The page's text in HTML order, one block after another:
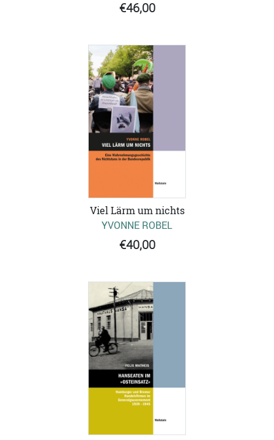
€46,00
Viel Lärm um nichts
YVONNE ROBEL
€40,00